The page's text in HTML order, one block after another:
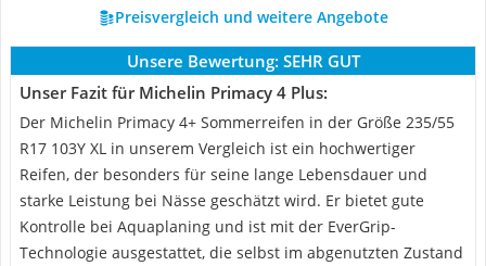
Preisvergleich und weitere Angebote
Unsere Bewertung: SEHR GUT
Unser Fazit für Michelin Primacy 4 Plus:
Der Michelin Primacy 4+ Sommerreifen in der Größe 235/55
R17 103Y XL in unserem Vergleich ist ein hochwertiger
Reifen, der besonders für seine lange Lebensdauer und
starke Leistung bei Nässe geschätzt wird. Er bietet gute
Kontrolle bei Aquaplaning und ist mit der EverGrip-
Technologie ausgestattet, die selbst im abgenutzten Zustand